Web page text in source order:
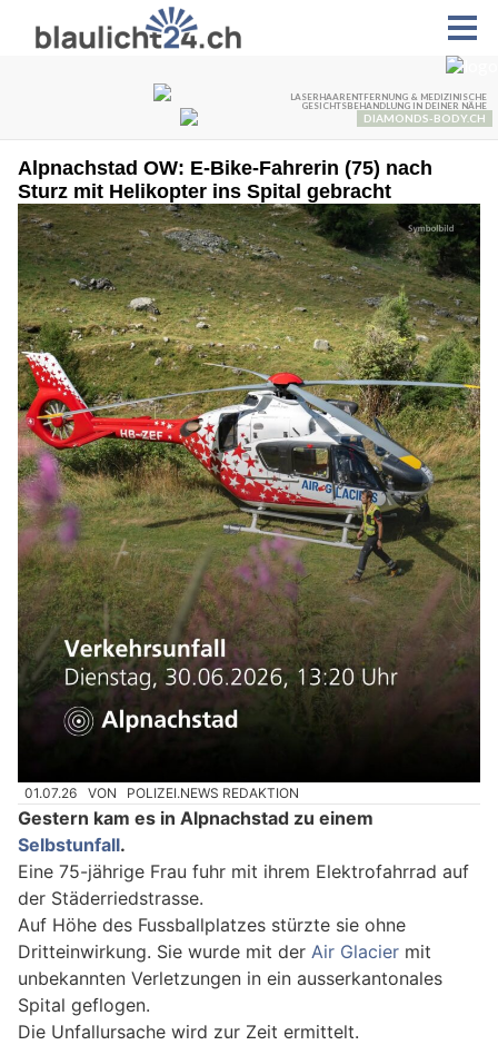
Alpnachstad OW: E-Bike-Fahrerin (75) nach
Sturz mit Helikopter ins Spital gebracht
01.07.26 VON POLIZEI.NEWS REDAKTION
Gestern kam es in Alpnachstad zu einem
Selbstunfall.
Eine 75-jährige Frau fuhr mit ihrem Elektrofahrrad auf
der Städerriedstrasse.
Auf Höhe des Fussballplatzes stürzte sie ohne
Dritteinwirkung. Sie wurde mit der Air Glacier mit
unbekannten Verletzungen in ein ausserkantonales
Spital geflogen.
Die Unfallursache wird zur Zeit ermittelt.